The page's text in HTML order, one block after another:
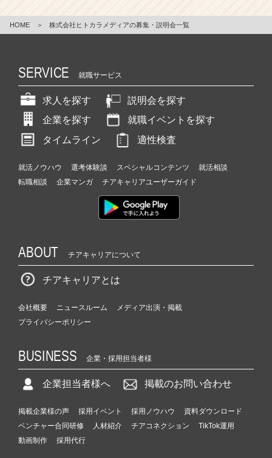
HOME ＞ 株式会社ヒトカラメディアの募集・説明会一覧
SERVICE 就職サービス
求人を探す
説明会を探す
企業を探す
就職イベントを探す
タイムライン
適性検査
就活ノウハウ 選考体験談 スペシャルコンテンツ
就活相談
転職相談
企業マンガ チアキャリアユーザーガイド
ABOUT チアキャリアについて
チアキャリアとは
会社概要 ニュースルーム
メディア出演・掲載
プライバシーポリシー
BUSINESS 企業・採用担当者様
企業担当者様へ 掲載のお問い合わせ
掲載企業様の声 採用イベント 採用ノウハウ
資料ダウンロード
ベンチャー合同研修
人材紹介 チアコネクション
TikTok運用
動画制作
採用代行